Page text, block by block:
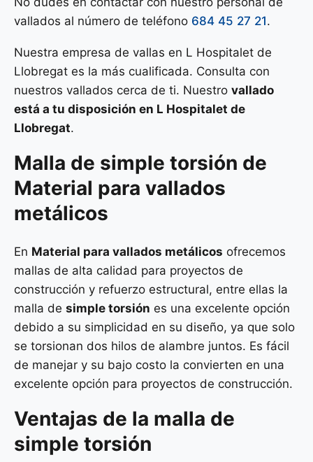
vallados al número de teléfono 684 45 27 21.
Nuestra empresa de vallas en L Hospitalet de
Llobregat es la más cualificada. Consulta con
nuestros vallados cerca de ti. Nuestro vallado
está a tu disposición en L Hospitalet de
Llobregat.
Malla de simple torsión de
Material para vallados
metálicos
En Material para vallados metálicos ofrecemos
mallas de alta calidad para proyectos de
construcción y refuerzo estructural, entre ellas la
malla de simple torsión es una excelente opción
debido a su simplicidad en su diseño, ya que solo
se torsionan dos hilos de alambre juntos. Es fácil
de manejar y su bajo costo la convierten en una
excelente opción para proyectos de construcción.
Ventajas de la malla de
simple torsión